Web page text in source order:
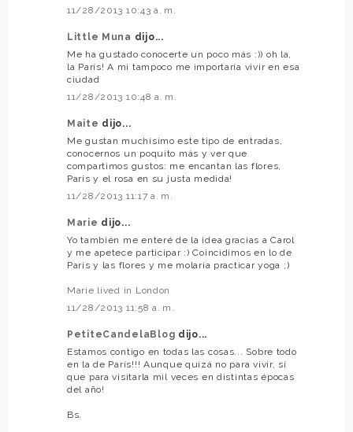
11/28/2013 10:43 a. m.
Little Muna dijo...
Me ha gustado conocerte un poco más :)) oh la,
la París! A mi tampoco me importaría vivir en esa
ciudad
11/28/2013 10:48 a. m.
Maite dijo...
Me gustan muchísimo este tipo de entradas,
conocernos un poquito más y ver que
compartimos gustos: me encantan las flores,
París y el rosa en su justa medida!
11/28/2013 11:17 a. m.
Marie dijo...
Yo también me enteré de la idea gracias a Carol
y me apetece participar :) Coincidimos en lo de
París y las flores y me molaría practicar yoga ;)
Marie lived in London
11/28/2013 11:58 a. m.
PetiteCandelaBlog dijo...
Estamos contigo en todas las cosas... Sobre todo
en la de París!!! Aunque quizá no para vivir, sí
que para visitarla mil veces en distintas épocas
del año!
Bs.